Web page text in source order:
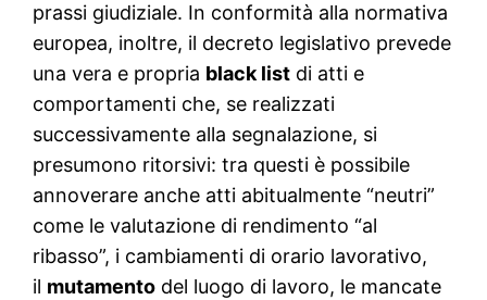
prassi giudiziale. In conformità alla normativa
europea, inoltre, il decreto legislativo prevede
una vera e propria black list di atti e
comportamenti che, se realizzati
successivamente alla segnalazione, si
presumono ritorsivi: tra questi è possibile
annoverare anche atti abitualmente “neutri”
come le valutazione di rendimento “al
ribasso”, i cambiamenti di orario lavorativo,
il mutamento del luogo di lavoro, le mancate